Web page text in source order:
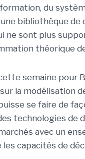
du
bibliothèque de
ne sont plus
théorique
semaine pour
la modélisation
se faire de
technologies de
avec un
capacités de